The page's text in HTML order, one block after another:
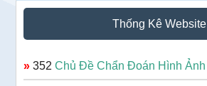
Thống Kê Website
» 352Chủ Đề Chẩn Đoán Hình Ảnh